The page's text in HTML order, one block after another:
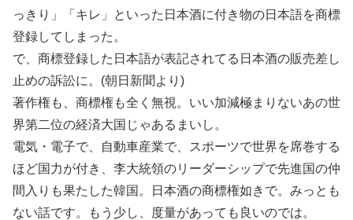
っきり」「キレ」といった日本酒に付き物の日本語を商標
登録してしまった。
で、商標登録した日本語が表記されてる日本酒の販売差し
止めの訴訟に。(朝日新聞より)
著作権も、商標権も全く無視。いい加減極まりないあの世
界第二位の経済大国じゃあるまいし。
電気・電子で、自動車産業で、スポーツで世界を席巻する
ほど国力が付き、李大統領のリーダーシップで先進国の仲
間入りも果たした韓国。日本酒の商標権如きで。みっとも
ない話です。もう少し、度量があっても良いのでは。